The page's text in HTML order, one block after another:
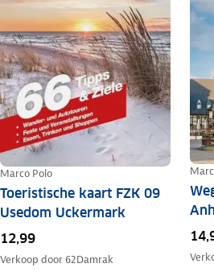
Marco Polo
Toeristische kaart FZK 09
Usedom Uckermark
12,99
Verkoop door 62Damrak